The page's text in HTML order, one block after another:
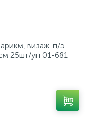
визаж. п/э
25шт/уп 01-681